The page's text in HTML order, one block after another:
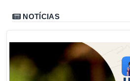
NOTÍCIAS